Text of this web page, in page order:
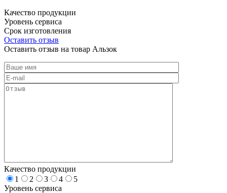
Качество продукции
Уровень сервиса
Срок изготовления
Оставить отзыв
Оставить отзыв на товар Альзок
Качество продукции
1
2 3 4
5
Уровень сервиса